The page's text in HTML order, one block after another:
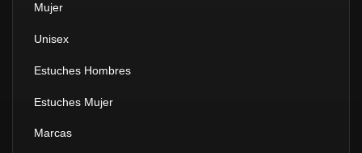
Mujer
Unisex
Estuches Hombres
Estuches Mujer
Marcas